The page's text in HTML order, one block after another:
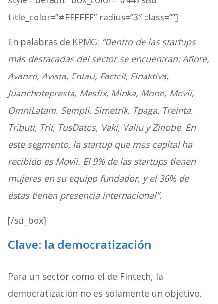
title_color=”#FFFFFF” radius=”3″ class=””]
En palabras de KPMG: “Dentro de las startups
más destacadas del sector se encuentran: Aflore,
Avanzo, Avista, EnlaU, Factcil, Finaktiva,
Juanchotepresta, Mesfix, Minka, Mono, Movii,
OmniLatam, Sempli, Simetrik, Tpaga, Treinta,
Tributi, Trii, TusDatos, Vaki, Valiu y Zinobe. En
este segmento, la startup que más capital ha
recibido es Movii. El 9% de las startups tienen
mujeres en su equipo fundador, y el 36% de
éstas tienen presencia internacional”.
[/su_box]
Clave: la democratización
Para un sector como el de Fintech, la
democratización no es solamente un objetivo,